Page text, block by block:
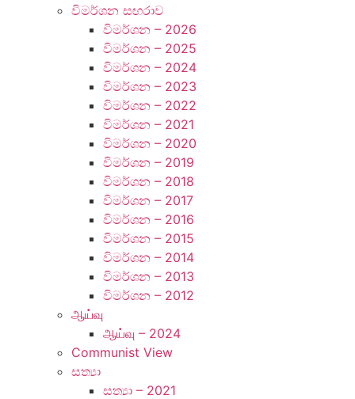
විමර්ශන ස ඟරාව
විමර්ශන – 2026
විමර්ශන – 2025
විමර්ශන – 2024
විමර්ශන – 2023
විමර්ශන – 2022
විමර්ශන – 2021
විමර්ශන – 2020
විමර්ශන – 2019
විමර්ශන – 2018
විමර්ශන – 2017
විමර්ශන – 2016
විමර්ශන – 2015
විමර්ශන – 2014
විමර්ශන – 2013
විමර්ශන – 2012
ஆய்வு
ஆய்வு – 2024
Communist View
සත්‍යා
සත්‍යා – 2021